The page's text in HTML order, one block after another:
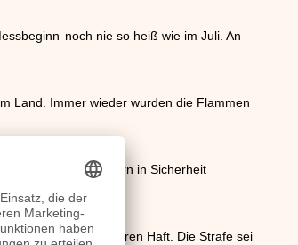
noch nie so heiß wie im Juli. An
Land. Immer wieder wurden die Flammen
mit Hubschraubern in Sicherheit
„Otoniel“ zu 45 Jahren Haft. Die Strafe sei